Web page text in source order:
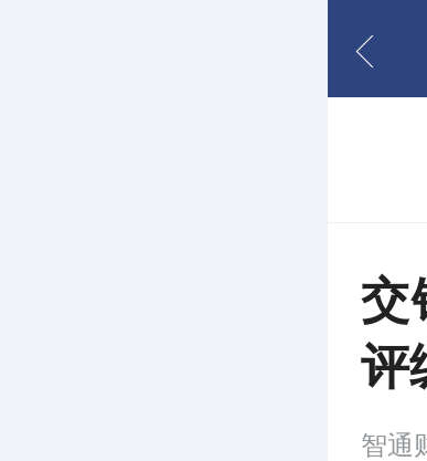
交
评
智通